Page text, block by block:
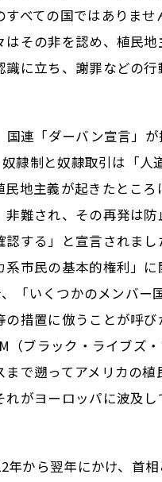
すべての国ではありませ
はその非を認め、植民
識に立ち、謝罪などの行
連「ダーバン宣言」が
奴隷制と奴隷取引は「人
民地主義が起きたところ
非難され、その再発は防
認する」と宣言されま
系市民の基本的権利」に
、「いくつかのメンバー
措置に倣うことが呼び
（ブラック・ライブズ
まで遡ってアメリカの植
れがヨーロッパに波及し
年から翌年にかけ、首